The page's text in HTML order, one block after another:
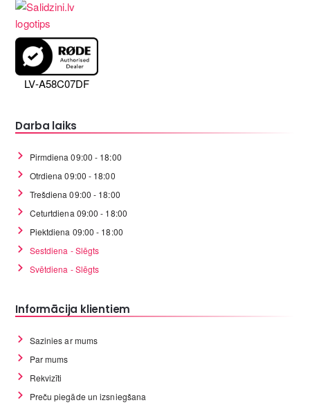
LV-A58C07DF
Darba laiks
Pirmdiena 09:00 - 18:00
Otrdiena 09:00 - 18:00
Trešdiena 09:00 - 18:00
Ceturtdiena 09:00 - 18:00
Piektdiena 09:00 - 18:00
Sestdiena - Slēgts
Svētdiena - Slēgts
Informācija klientiem
Sazinies ar mums
Par mums
Rekvizīti
Preču piegāde un izsniegšana